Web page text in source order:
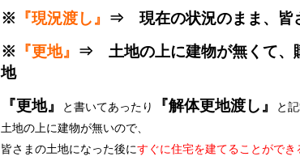
※ 『現況渡し』 ⇒ 現在の状況のまま、皆
※ 『更地』 ⇒ 土地の上に建物が無くて、
地
『更地』
と書いてあったり 『解体更地渡し』
と
土地の上に建物が無いので、
皆さまの土地になった後にすぐに住宅を建てることができ